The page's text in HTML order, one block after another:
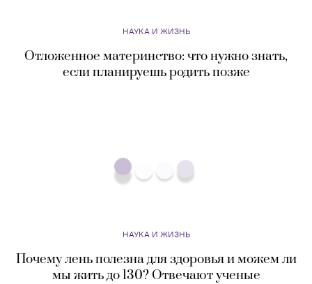
НАУКА И ЖИЗНЬ
Отложенное материнство: что нужно знать,
если планируешь родить позже
НАУКА И ЖИЗНЬ
Почему лень полезна для здоровья и можем ли
мы жить до 130? Отвечают ученые